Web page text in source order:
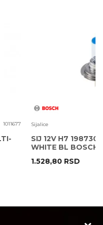
prava kupaca po osnovu
1011677 Sijalice
SIJ 12V H7
WHITE BL BOSCH
1.528,80 RSD